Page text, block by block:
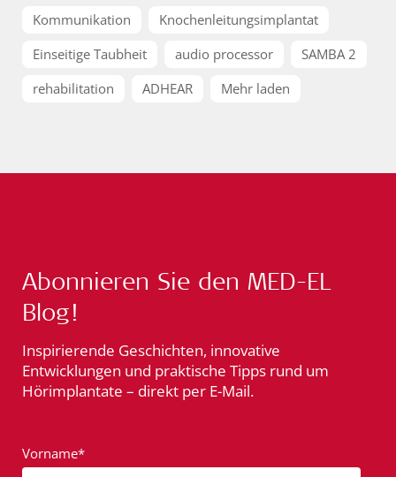
Kommunikation
Knochenleitungsimplantat
Einseitige Taubheit
audio processor
SAMBA 2
rehabilitation
ADHEAR Mehr laden
Abonnieren Sie den MED-EL
Blog!
Inspirierende Geschichten, innovative
Entwicklungen und praktische Tipps rund um
Hörimplantate – direkt per E-Mail.
Vorname*